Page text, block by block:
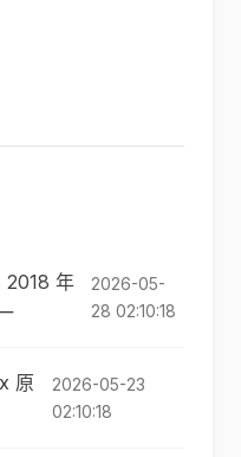
2018 年
2026-05-
28 02:10:18
原
2026-05-23
02:10:18